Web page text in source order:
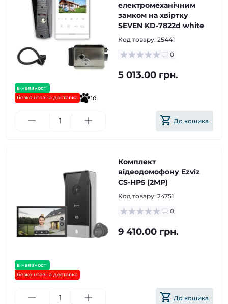
в наявності
безкоштовна доставка
10
електромеханічним
замком на хвіртку
SEVEN KD-7822d white
Код товару: 25441
0
5 013.00 грн.
До кошика
в наявності
безкоштовна доставка
Комплект
відеодомофону Ezviz
CS-HP5 (2MP)
Код товару: 24751
0
9 410.00 грн.
До кошика